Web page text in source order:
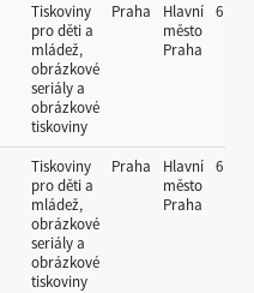
Tiskoviny
pro děti a
mládež,
obrázkové
seriály a
obrázkové
tiskoviny
Praha
Hlavní
město
Praha
6
Tiskoviny
pro děti a
mládež,
obrázkové
seriály a
obrázkové
tiskoviny
Praha
Hlavní
město
Praha
6